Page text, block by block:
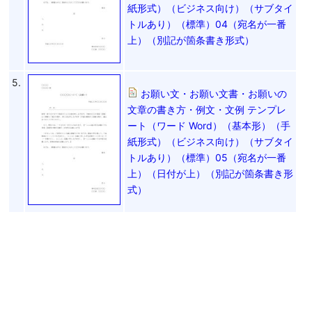
紙形式）（ビジネス向け）（サブタイ
トルあり）（標準）04（宛名が一番
上）（別記が箇条書き形式）
5.
お願い文・お願い文書・お願いの
文章の書き方・例文・文例 テンプレ
ート（ワード Word）（基本形）（手
紙形式）（ビジネス向け）（サブタイ
トルあり）（標準）05（宛名が一番
上）（日付が上）（別記が箇条書き形
式）